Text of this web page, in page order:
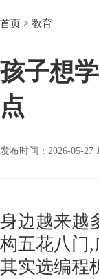
首页 > 教育
孩子想
点
发布时间：2026-05-
身边越来越
构五花八门
其实选编程